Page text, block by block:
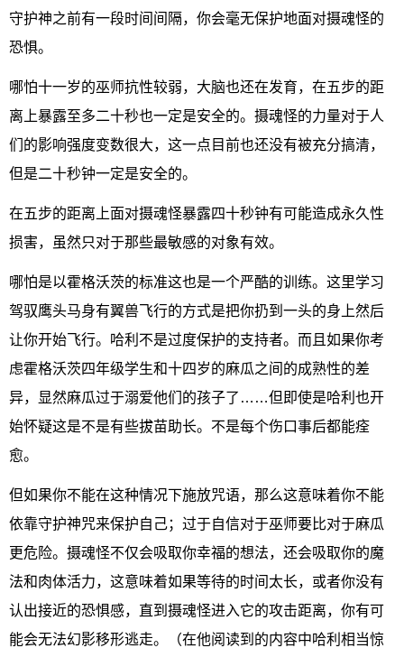
守护神之前有一段时间间隔，你会毫无保护地面对摄魂怪的
恐惧。
哪怕十一岁的巫师抗性较弱，大脑也还在发育，在五步的距
离上暴露至多二十秒也一定是安全的。摄魂怪的力量对于人
们的影响强度变数很大，这一点目前也还没有被充分搞清，
但是二十秒钟一定是安全的。
在五步的距离上面对摄魂怪暴露四十秒钟有可能造成永久性
损害，虽然只对于那些最敏感的对象有效。
哪怕是以霍格沃茨的标准这也是一个严酷的训练。这里学习
驾驭鹰头马身有翼兽飞行的方式是把你扔到一头的身上然后
让你开始飞行。哈利不是过度保护的支持者。而且如果你考
虑霍格沃茨四年级学生和十四岁的麻瓜之间的成熟性的差
异，显然麻瓜过于溺爱他们的孩子了……但即使是哈利也开
始怀疑这是不是有些拔苗助长。不是每个伤口事后都能痊
愈。
但如果你不能在这种情况下施放咒语，那么这意味着你不能
依靠守护神咒来保护自己；过于自信对于巫师要比对于麻瓜
更危险。摄魂怪不仅会吸取你幸福的想法，还会吸取你的魔
法和肉体活力，这意味着如果等待的时间太长，或者你没有
认出接近的恐惧感，直到摄魂怪进入它的攻击距离，你有可
能会无法幻影移形逃走。（在他阅读到的内容中哈利相当惊